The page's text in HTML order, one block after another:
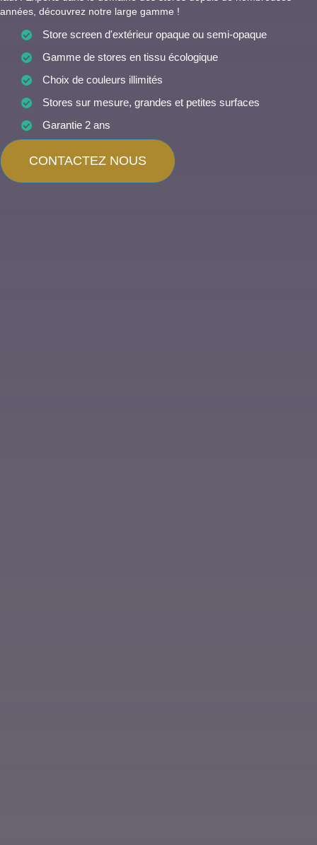
années, découvrez notre large gamme !
Store screen d'extérieur opaque ou semi-opaque
Gamme de stores en tissu écologique
Choix de couleurs illimités
Stores sur mesure, grandes et petites surfaces
Garantie 2 ans
CONTACTEZ NOUS